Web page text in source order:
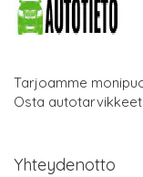
Tarjoamme
Osta
Yhteydenotto